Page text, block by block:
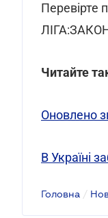
Перевірте
Читайте
Оновлено
В Україні
Головна /